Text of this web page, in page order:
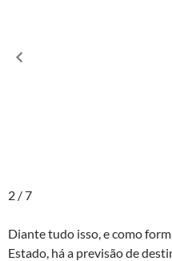
2 / 7
Diante tudo isso, e como
Estado, há a previsão de